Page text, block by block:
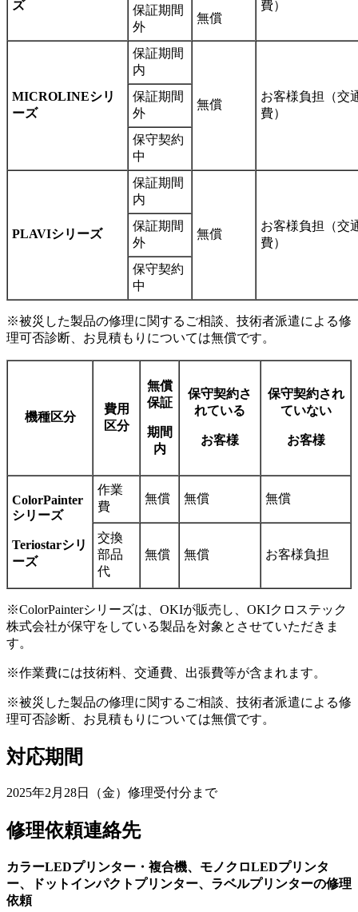
ズ 費）
保証期間
外
無償
MICROLINEシリ
ーズ
保証期間
内
無償
お客様負担（交
費）
保証期間
外
保守契約
中
PLAVIシリーズ
保証期間
内
無償
お客様負担（交
費）
保証期間
外
保守契約
中
※被災した製品の修理に関するご相談、技術者派遣による修
理可否診断、お見積もりについては無償です。
機種区分
費用
区分
無償
保証
期間
内
保守契約さ
れている
お客様
保守契約され
ていない
お客様
ColorPainter
シリーズ
Teriostarシリ
ーズ
作業
費
無償 無償 無償
交換
部品
代
無償 無償 お客様負担
※ColorPainterシリーズは、OKIが販売し、OKIクロステック
株式会社が保守をしている製品を対象とさせていただきま
す。
※作業費には技術料、交通費、出張費等が含まれます。
※被災した製品の修理に関するご相談、技術者派遣による修
理可否診断、お見積もりについては無償です。
対応期間
2025年2月28日（金）修理受付分まで
修理依頼連絡先
カラーLEDプリンター・複合機、モノクロLEDプリンタ
ー、ドットインパクトプリンター、ラベルプリンターの修理
依頼